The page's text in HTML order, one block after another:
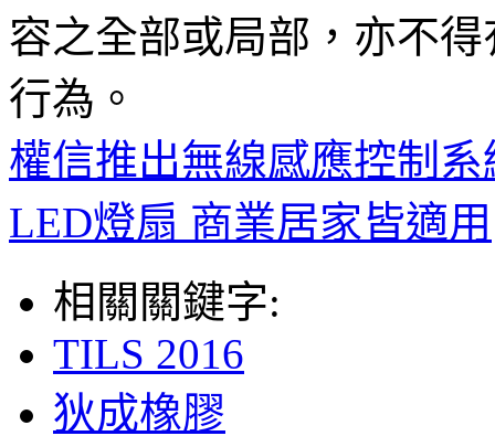
容之全部或局部，亦不
行為。
權信推出無線感應控制
LED燈扇 商業居家皆適用
相關關鍵字:
TILS 2016
狄成橡膠